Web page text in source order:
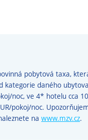
pobytová taxa,
kategorie daného
noc, ve 4* hotelu cca
pokoj/noc.
na www.mzv.cz.